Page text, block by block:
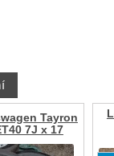
Tayron
7J x 17